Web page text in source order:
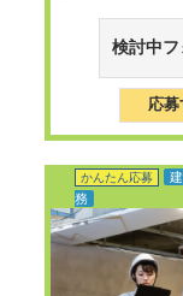
検討中
応募
かんたん応募
務